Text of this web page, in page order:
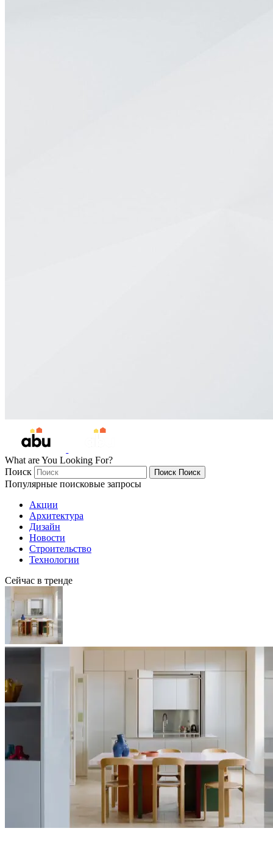
What are You Looking For?
Поиск
Поиск Поиск
Популярные поисковые запросы
Акции
Архитектура
Дизайн
Новости
Строительство
Технологии
Сейчас в тренде